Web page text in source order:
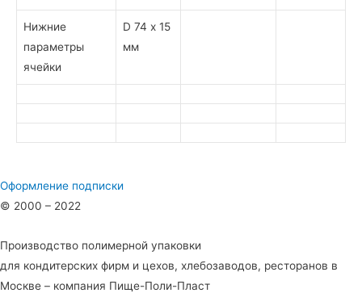
Нижние
параметры
ячейки
D 74 х 15
мм
Оформление подписки
© 2000 – 2022
Производство полимерной упаковки
для кондитерских фирм и цехов, хлебозаводов, ресторанов в
Москве – компания Пище-Поли-Пласт